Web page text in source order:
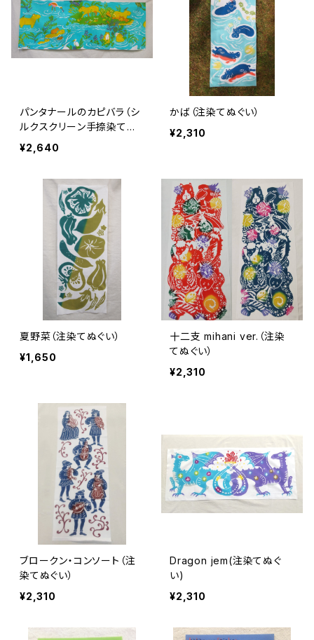
パンタナールのカピバラ（シ
ルクスクリーン手捺染てぬ
ぐい）
¥2,640
かば（注染てぬぐい）
¥2,310
夏野菜（注染てぬぐい）
¥1,650
十二支 mihani ver.（注染
てぬぐい）
¥2,310
ブロークン・コンソート（注
染てぬぐい）
¥2,310
Dragon jem(注染てぬぐ
い)
¥2,310